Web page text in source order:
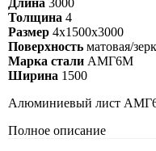
Длина 3000
Толщина 4
Размер 4х1500х3000
Поверхность матовая/
Марка стали АМГ6М
Ширина 1500
Алюминиевый лист
Полное описание